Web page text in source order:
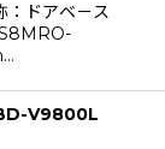
ドアベ－ス
V9800L